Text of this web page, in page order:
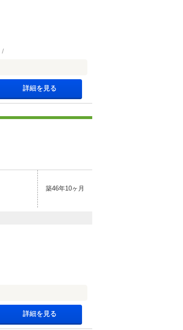
詳細を見る
築46年10ヶ月
詳細を見る